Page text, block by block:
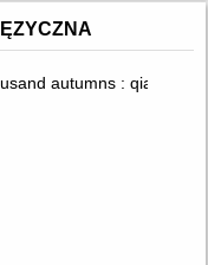
autumns : qian qiu.